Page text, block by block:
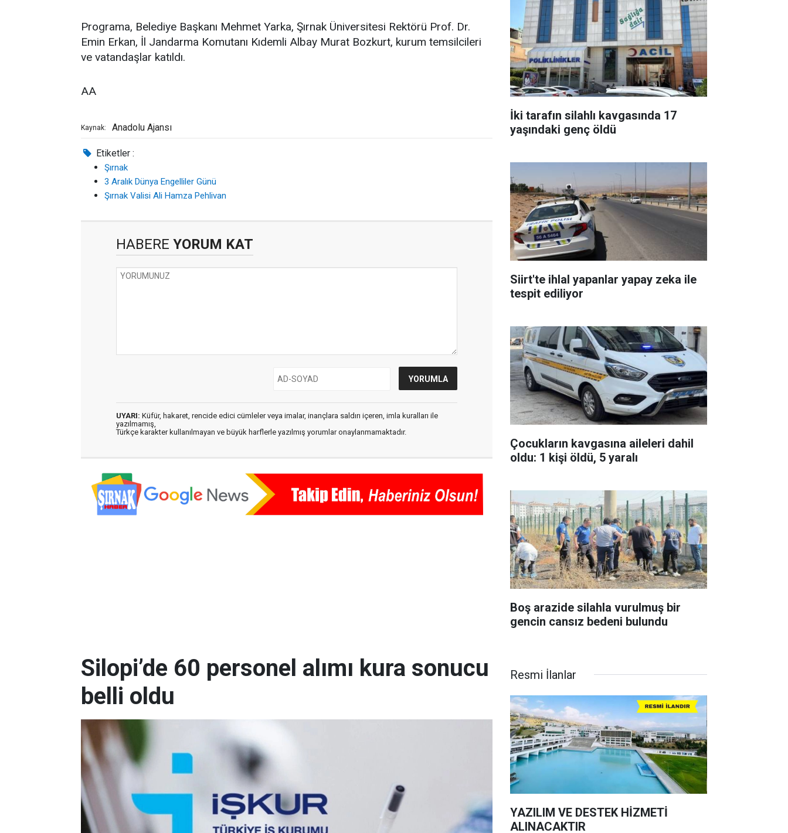
Programa, Belediye Başkanı Mehmet Yarka, Şırnak Üniversitesi Rektörü Prof. Dr.
Emin Erkan, İl Jandarma Komutanı Kıdemli Albay Murat Bozkurt, kurum temsilcileri
ve vatandaşlar katıldı.
AA
Kaynak: Anadolu Ajansı
Etiketler :
Şırnak
3 Aralık Dünya Engelliler Günü
Şırnak Valisi Ali Hamza Pehlivan
HABERE YORUM KAT
UYARI: Küfür, hakaret, rencide edici cümleler veya imalar, inançlara saldırı içeren, imla kuralları ile
yazılmamış,
Türkçe karakter kullanılmayan ve büyük harflerle yazılmış yorumlar onaylanmamaktadır.
İki tarafın silahlı kavgasında 17
yaşındaki genç öldü
Siirt'te ihlal yapanlar yapay zeka ile
tespit ediliyor
Çocukların kavgasına aileleri dahil
oldu: 1 kişi öldü, 5 yaralı
Boş arazide silahla vurulmuş bir
gencin cansız bedeni bulundu
Silopi’de 60 personel alımı kura sonucu
belli oldu
Resmi İlanlar
YAZILIM VE DESTEK HİZMETİ
ALINACAKTIR